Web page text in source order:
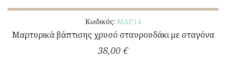
Κωδικός: ΜΑΡ14
Μαρτυρικά βάπτισης χρυσό σταυρουδάκι με σταγόνα
38,00 €